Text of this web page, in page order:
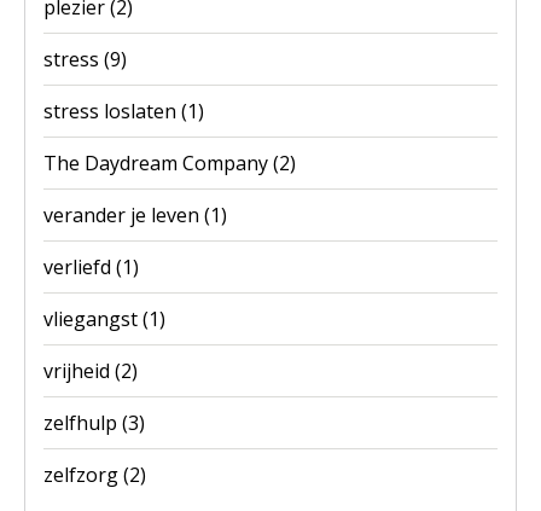
plezier(2)
stress (9)
stress loslaten (1)
The Daydream Company(2)
verander je leven (1)
verliefd (1)
vliegangst(1)
vrijheid (2)
zelfhulp (3)
zelfzorg(2)